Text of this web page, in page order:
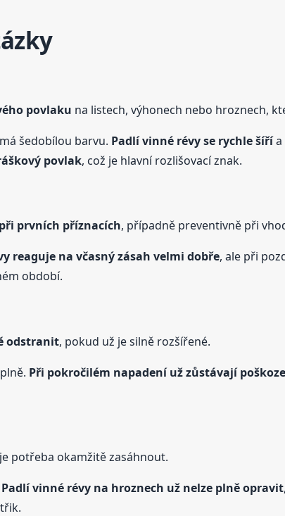
povlaku na listech, výhonech nebo hroznech,
šedobílou barvu. Padlívinné révyse rychle šířía
povlak, což je hlavní rozlišovací znak.
prvních příznacích, případně preventivně při
reaguje na včasný zásah velmi dobře, ale při
období.
odstranit, pokud už je silně rozšířené.
Při pokročilém napadení už zůstávají
potřeba okamžitě zasáhnout.
Padlívinné révyna hroznech už nelze plně opravit